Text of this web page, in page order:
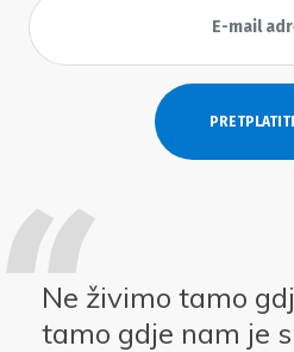
Ne živimo tamo
tamo gdje nam je